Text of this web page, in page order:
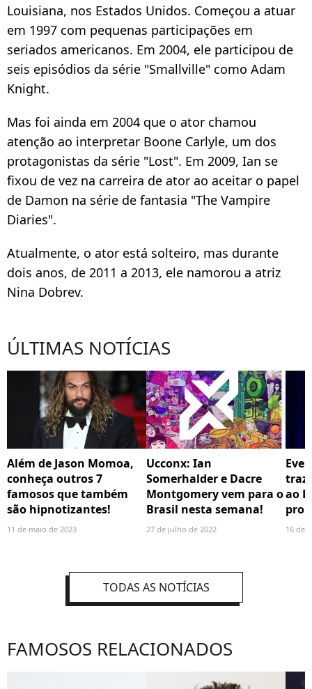
Louisiana, nos Estados Unidos. Começou a atuar
em 1997 com pequenas participações em
seriados americanos. Em 2004, ele participou de
seis episódios da série "Smallville" como Adam
Knight.
Mas foi ainda em 2004 que o ator chamou
atenção ao interpretar Boone Carlyle, um dos
protagonistas da série "Lost". Em 2009, Ian se
fixou de vez na carreira de ator ao aceitar o papel
de Damon na série de fantasia "The Vampire
Diaries".
Atualmente, o ator está solteiro, mas durante
dois anos, de 2011 a 2013, ele namorou a atriz
Nina Dobrev.
ÚLTIMAS NOTÍCIAS
Além de Jason Momoa,
conheça outros 7
famosos que também
são hipnotizantes!
11 de maio de 2023
Ucconx: Ian
Somerhalder e Dacre
Montgomery vem para o
Brasil nesta semana!
27 de julho de 2022
ao
16 de
TODAS AS NOTÍCIAS
FAMOSOS RELACIONADOS